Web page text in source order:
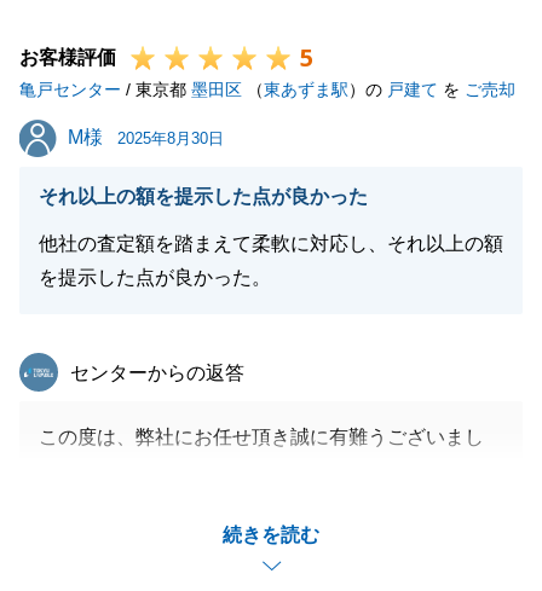
お客様評価 5
亀戸センター / 東京都 墨田区 （東あずま駅）の 戸建て を ご売却
M様
M様 2025年8月30日
それ以上の額を提示した点が良かった
他社の査定額を踏まえて柔軟に対応し、それ以上の額
を提示した点が良かった。
続きを読む
東急リバブル
センターからの返答
この度は、弊社にお任せ頂き誠に有難うございまし
会が多くございましたが、M様のご協力の上、無事に
お引渡しを迎えることが出来ました。